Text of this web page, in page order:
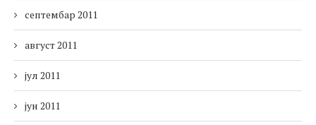
септембар 2011
август 2011
јул 2011
јун 2011